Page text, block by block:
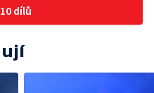
dílů